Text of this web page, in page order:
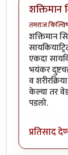
शक्तिमान
तमराज
शक्तिमान
एकदा
भयंकर
व
केल्या तर
पडलो.
प्रतिसाद